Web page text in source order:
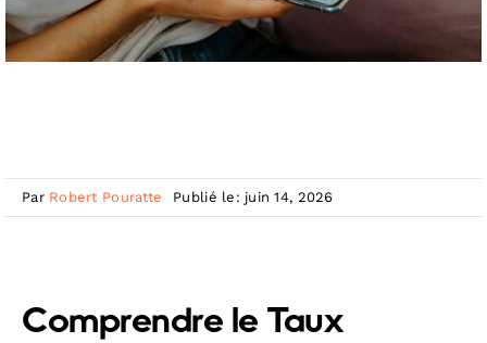
Par Robert Pouratte Publié le: juin 14, 2026
Comprendre le Taux